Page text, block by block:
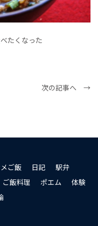
たくなった
次の記事へ →
ご飯 日記
駅弁
ご飯料理 ポエム
体験